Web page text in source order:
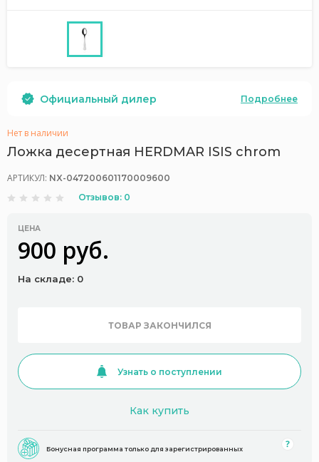
Официальный дилер Подробнее
Нет в наличии
Ложка десертная HERDMAR ISIS chrom
АРТИКУЛ: NX-047200601170009600
Отзывов: 0
ЦЕНА
900 руб.
На складе: 0
ТОВАР ЗАКОНЧИЛСЯ
Узнать о поступлении
Как купить
Бонусная программа только для зарегистрированных